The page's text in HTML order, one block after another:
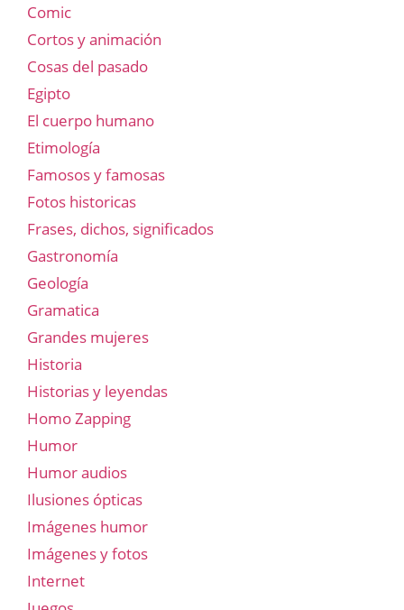
Comic
Cortos y animación
Cosas del pasado
Egipto
El cuerpo humano
Etimología
Famosos y famosas
Fotos historicas
Frases, dichos, significados
Gastronomía
Geología
Gramatica
Grandes mujeres
Historia
Historias y leyendas
Homo Zapping
Humor
Humor audios
Ilusiones ópticas
Imágenes humor
Imágenes y fotos
Internet